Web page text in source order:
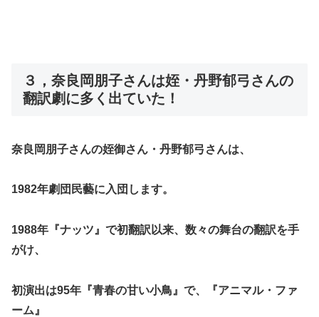
３，奈良岡朋子さんは姪・丹野郁弓さんの
翻訳劇に多く出ていた！
奈良岡朋子さんの姪御さん・丹野郁弓さんは、
1982年劇団民藝に入団します。
1988年『ナッツ』で初翻訳以来、数々の舞台の翻訳を手
がけ、
初演出は95年『青春の甘い小鳥』で、『アニマル・ファ
ーム』